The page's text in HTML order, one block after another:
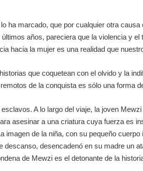
ha marcado, que por cualquier otra
años, pareciera que la violencia y
hacia la mujer es una realidad que
que coquetean con el olvido y la
de la conquista es sólo una forma
A lo largo del viaje, la joven
asesinar a una criatura cuya fuerza es
de la niña, con su pequeño
desencadenó en su madre un
de Mewzi es el detonante de la